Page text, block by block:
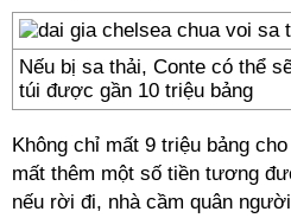
Nếu bị sa thải, Conte có thể
túi được gần 10 triệu bảng
Không chỉ mất 9 triệu bảng
mất thêm một số tiền tương
nếu rời đi, nhà cầm quân